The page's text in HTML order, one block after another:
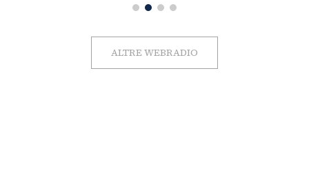
ALTRE WEBRADIO